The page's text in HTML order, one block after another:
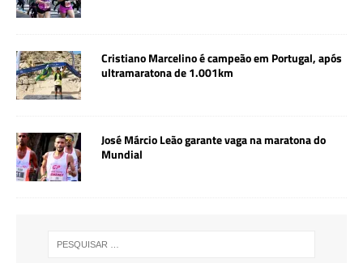
Cristiano Marcelino é campeão em Portugal, após
ultramaratona de 1.001km
José Márcio Leão garante vaga na maratona do
Mundial